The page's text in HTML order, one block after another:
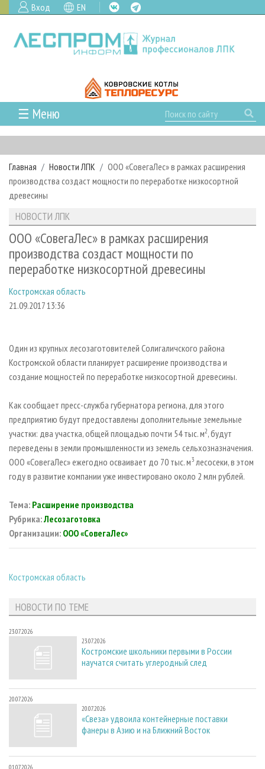
Вход EN
☰ Меню
ГЛАВНАЯ
РУБРИКИ И ТЕМЫ
РУБРИКИ ЖУРНАЛА
ЛЕСНОЕ ХОЗЯЙСТВО
ЛЕСОЗАГОТОВКА
ЛЕСОПИЛЕНИЕ
ДЕРЕВООБРАБОТКА
СУШКА ДРЕВЕСИНЫ
ПРОИЗВОДСТВО ДРЕВЕСНЫХ ПЛИТ
ДЕРЕВЯННОЕ ДОМОСТРОЕНИЕ
БИОЭНЕРГЕТИКА
ЦБП
НОВОСТИ
КАЛЕНДАРЬ СОБЫТИЙ
НОВОСТИ ЛПК
НОВОСТИ ЖУРНАЛА
НОВОСТИ КОМПАНИЙ
ПРОЕКТЫ ЛПИ
АНАЛИТИКА
ПРЕДПРИЯТИЯ ЛПК
ЛЕСНЫЕ РЕГИОНЫ РОССИИ
ПЕРСОНЫ
МОБИЛЬНЫЕ ВЫСТАВКИ
RUSSIAN FORESTRY REVIEW
ГАЗЕТА ЛЕСПРОМФОРУМ
АРХИВ
АРХИВ ЖУРНАЛОВ
СТАТЬИ
О ЖУРНАЛЕ
ПОДПИСКА
КОНТАКТЫ
РЕКЛАМОДАТЕЛЯМ
РЕКЛАМА
РЕКЛАМА НА САЙТЕ
Главная Новости ЛПК
ООО «СовегаЛес» в рамках расширения
производства создаст мощности по переработке низкосортной
древесины
НОВОСТИ ЛПК
ООО «СовегаЛес» в рамках расширения
производства создаст мощности по
переработке низкосортной древесины
Костромская область
21.09.2017 13:36
Один из крупных лесозаготовителей Солигаличского района
Костромской области планирует расширение производства и
создание мощностей по переработке низкосортной древесины.
Как сообщает пресс-служба губернатора региона, для этого
предприятию будут предоставлены дополнительные земельные
участки: два участка, общей площадью почти 54 тыс. м2, будут
переведены в земли промышленности из земель сельхозназначения.
ООО «СовегаЛес» ежегодно осваивает до 70 тыс. м3 лесосеки, в этом
году в развитие компании уже инвестировано около 2 млн рублей.
Тема: Расширение производства
Рубрика:Лесозаготовка
Организации: ООО «СовегаЛес»
Костромская область
НОВОСТИ ПО ТЕМЕ
23.07.2026
23.07.2026
Костромские школьники первыми в России
научатся считать углеродный след
20.07.2026
20.07.2026
«Свеза» удвоила контейнерные поставки
фанеры в Азию и на Ближний Восток
01.07.2026